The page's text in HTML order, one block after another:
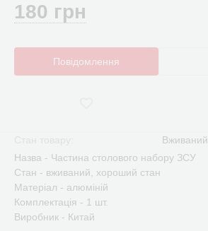
180 грн
Повідомлення
Вживаний
Назва - Частина столового набору ЗСУ
Стан - вживаний, хороший стан
Матеріал - алюміній
Комплектація - 1 шт.
Виробник - Китай